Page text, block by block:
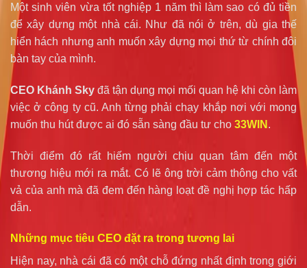
Một sinh viên vừa tốt nghiệp 1 năm thì làm sao có đủ tiền
để xây dựng một nhà cái. Như đã nói ở trên, dù gia thế
hiển hách nhưng anh muốn xây dựng mọi thứ từ chính đôi
bàn tay của mình.
CEO Khánh Sky đã tận dụng mọi mối quan hệ khi còn làm
việc ở công ty cũ. Anh từng phải chạy khắp nơi với mong
muốn thu hút được ai đó sẵn sàng đầu tư cho 33WIN .
Thời điểm đó rất hiếm người chịu quan tâm đến một
thương hiệu mới ra mắt. Có lẽ ông trời cảm thông cho vất
vả của anh mà đã đem đến hàng loạt đề nghị hợp tác hấp
dẫn.
Những mục tiêu CEO đặt ra trong tương lai
Hiện nay, nhà cái đã có một chỗ đứng nhất định trong giới